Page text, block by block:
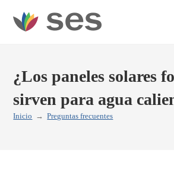
¿Los paneles solares
sirven para agua
Inicio → Preguntas frecuentes